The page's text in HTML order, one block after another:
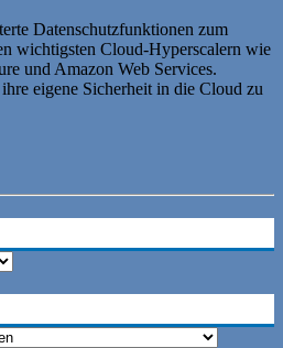
Datenschutzfunktionen zum
wichtigsten Cloud-Hyperscalern wie
und Amazon Web Services.
eigene Sicherheit in die Cloud zu